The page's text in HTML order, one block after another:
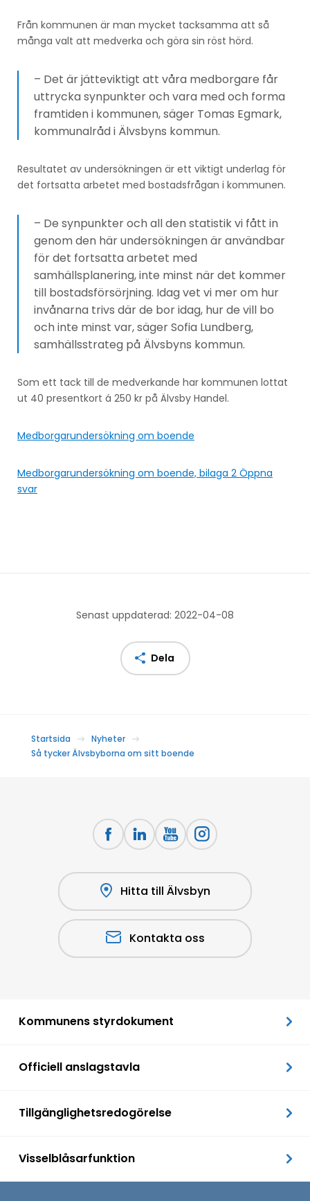
Från kommunen är man mycket tacksamma att så
många valt att medverka och göra sin röst hörd.
– Det är jätteviktigt att våra medborgare får
uttrycka synpunkter och vara med och forma
framtiden i kommunen, säger Tomas Egmark,
kommunalråd i Älvsbyns kommun.
Resultatet av undersökningen är ett viktigt underlag för
det fortsatta arbetet med bostadsfrågan i kommunen.
– De synpunkter och all den statistik vi fått in
genom den här undersökningen är användbar
för det fortsatta arbetet med
samhällsplanering, inte minst när det kommer
till bostadsförsörjning. Idag vet vi mer om hur
invånarna trivs där de bor idag, hur de vill bo
och inte minst var, säger Sofia Lundberg,
samhällsstrateg på Älvsbyns kommun.
Som ett tack till de medverkande har kommunen lottat
ut 40 presentkort á 250 kr på Älvsby Handel.
Medborgarundersökning om boende
Medborgarundersökning om boende, bilaga 2 Öppna
svar
Senast uppdaterad: 2022-04-08
Dela
Startsida
Nyheter
Så tycker Älvsbyborna om sitt boende
Hitta till Älvsbyn
Kontakta oss
Kommunens styrdokument
Officiell anslagstavla
Tillgänglighetsredogörelse
Visselblåsarfunktion